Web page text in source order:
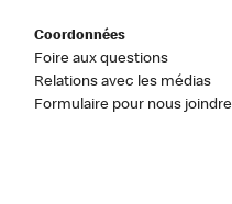
Coordonnées
Foire aux questions
Relations avec les médias
Formulaire pour nous joindre